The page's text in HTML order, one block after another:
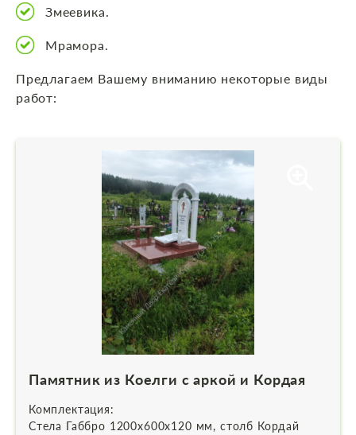
Змеевика.
Мрамора.
Предлагаем Вашему вниманию некоторые виды
работ:
Памятник из Коелги с аркой и Кордая
Комплектация:
Стела Габбро 1200х600х120 мм, столб Кордай